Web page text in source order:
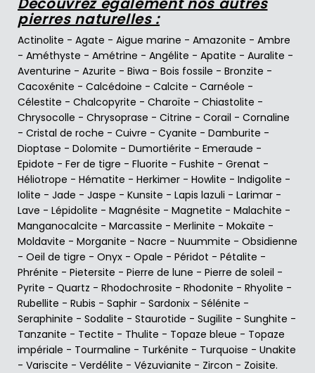
pierres naturelles :
Actinolite - Agate - Aigue marine - Amazonite - Ambre
- Améthyste - Amétrine - Angélite - Apatite - Auralite -
Aventurine - Azurite - Biwa - Bois fossile - Bronzite -
Cacoxénite - Calcédoine - Calcite - Carnéole -
Célestite - Chalcopyrite - Charoïte - Chiastolite -
Chrysocolle - Chrysoprase - Citrine - Corail - Cornaline
- Cristal de roche - Cuivre - Cyanite - Damburite -
Dioptase - Dolomite - Dumortiérite - Emeraude -
Epidote - Fer de tigre - Fluorite - Fushite - Grenat -
Héliotrope - Hématite - Herkimer - Howlite - Indigolite -
Iolite - Jade - Jaspe - Kunsite - Lapis lazuli - Larimar -
Lave - Lépidolite - Magnésite - Magnetite - Malachite -
Manganocalcite - Marcassite - Merlinite - Mokaïte -
Moldavite - Morganite - Nacre - Nuummite - Obsidienne
- Oeil de tigre - Onyx - Opale - Péridot - Pétalite -
Phrénite - Pietersite - Pierre de lune - Pierre de soleil -
Pyrite - Quartz - Rhodochrosite - Rhodonite - Rhyolite -
Rubellite - Rubis - Saphir - Sardonix - Sélénite -
Seraphinite - Sodalite - Staurotide - Sugilite - Sunghite -
Tanzanite - Tectite - Thulite - Topaze bleue - Topaze
impériale - Tourmaline - Turkénite - Turquoise - Unakite
- Variscite - Verdélite - Vézuvianite - Zircon - Zoisite.